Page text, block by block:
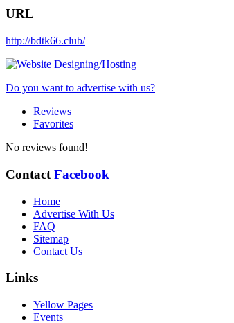
URL
http://bdtk66.club/
Do you want to advertise with us?
Reviews
Favorites
No reviews found!
Contact Facebook
Home
Advertise With Us
FAQ
Sitemap
Contact Us
Links
Yellow Pages
Events